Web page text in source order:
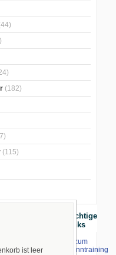
(182)
(115)
ist leer
41 mm,
Wichtige
Links
⇒ zum
Renntraining